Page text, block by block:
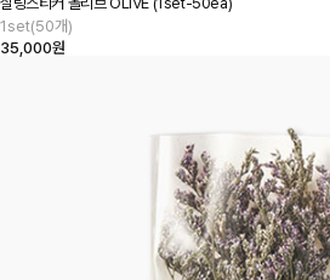
1set(50개)
35,000원